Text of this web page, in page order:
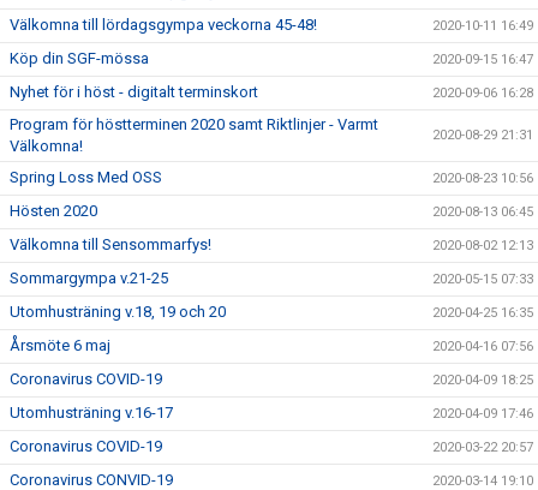
Välkomna till lördagsgympa veckorna 45-48! 2020-10-11 16:49
Köp din SGF-mössa 2020-09-15 16:47
Nyhet för i höst - digitalt terminskort 2020-09-06 16:28
Program för höstterminen 2020 samt Riktlinjer - Varmt
Välkomna!
2020-08-29 21:31
Spring Loss Med OSS 2020-08-23 10:56
Hösten 2020 2020-08-13 06:45
Välkomna till Sensommarfys! 2020-08-02 12:13
Sommargympa v.21-25 2020-05-15 07:33
Utomhusträning v.18, 19 och 20 2020-04-25 16:35
Årsmöte 6 maj 2020-04-16 07:56
Coronavirus COVID-19 2020-04-09 18:25
Utomhusträning v.16-17 2020-04-09 17:46
Coronavirus COVID-19 2020-03-22 20:57
Coronavirus CONVID-19 2020-03-14 19:10